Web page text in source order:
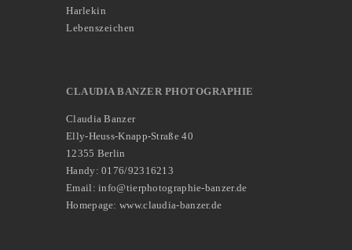
Harlekin
Lebenszeichen
CLAUDIA BANZER PHOTOGRAPHIE
Claudia Banzer
Elly-Heuss-Knapp-Straße 40
12355 Berlin
Handy: 0176/92316213
Email: info@tierphotographie-banzer.de
Homepage: www.claudia-banzer.de